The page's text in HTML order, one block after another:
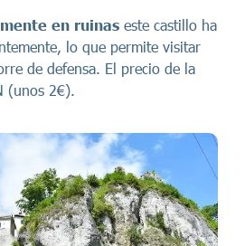
en ruinas este castillo ha
lo que permite visitar
de defensa. El precio de la
(unos 2€).